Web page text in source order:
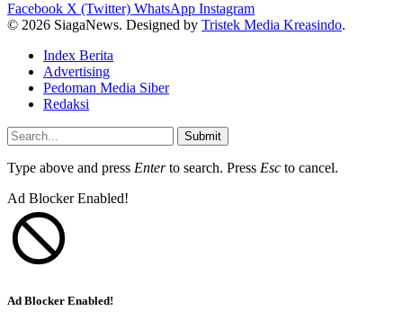
Facebook X (Twitter) WhatsApp Instagram
© 2026 SiagaNews. Designed by Tristek Media Kreasindo.
Index Berita
Advertising
Pedoman Media Siber
Redaksi
Submit
Type above and press Enterto search. Press Esc to cancel.
Ad Blocker Enabled!
Ad Blocker Enabled!